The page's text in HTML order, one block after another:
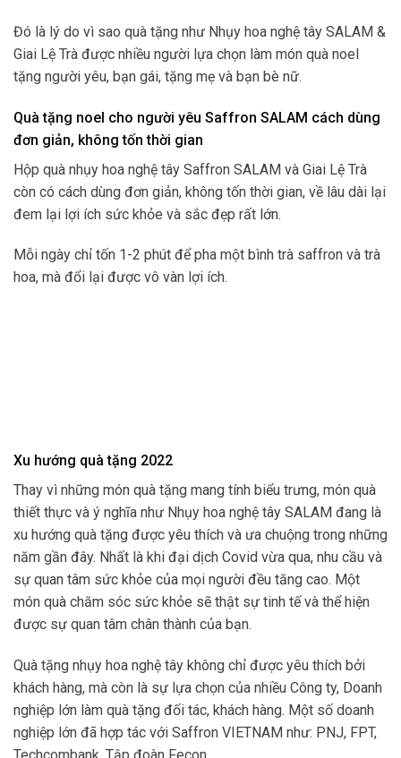
Đó là lý do vì sao quà tặng như Nhụy hoa nghệ tây SALAM &
Giai Lệ Trà được nhiều người lựa chọn làm món quà noel
tặng người yêu, bạn gái, tặng mẹ và bạn bè nữ.
Quà tặng noel cho người yêu Saffron SALAM cách dùng
đơn giản, không tốn thời gian
Hộp quà nhụy hoa nghệ tây Saffron SALAM và Giai Lệ Trà
còn có cách dùng đơn giản, không tốn thời gian, về lâu dài lại
đem lại lợi ích sức khỏe và sắc đẹp rất lớn.
Mỗi ngày chỉ tốn 1-2 phút để pha một bình trà saffron và trà
hoa, mà đổi lại được vô vàn lợi ích.
Xu hướng quà tặng 2022
Thay vì những món quà tặng mang tính biểu trưng, món quà
thiết thực và ý nghĩa như Nhụy hoa nghệ tây SALAM đang là
xu hướng quà tặng được yêu thích và ưa chuộng trong những
năm gần đây. Nhất là khi đại dịch Covid vừa qua, nhu cầu và
sự quan tâm sức khỏe của mọi người đều tăng cao. Một
món quà chăm sóc sức khỏe sẽ thật sự tinh tế và thể hiện
được sự quan tâm chân thành của bạn.
Quà tặng nhụy hoa nghệ tây không chỉ được yêu thích bởi
khách hàng, mà còn là sự lựa chọn của nhiều Công ty, Doanh
nghiệp lớn làm quà tặng đối tác, khách hàng. Một số doanh
nghiệp lớn đã hợp tác với Saffron VIETNAM như: PNJ, FPT,
Techcombank, Tập đoàn Fecon….